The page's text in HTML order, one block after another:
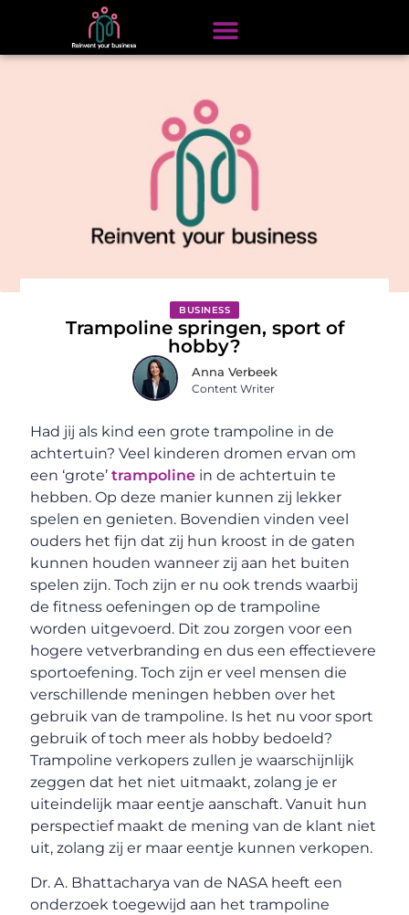
BUSINESS
Trampoline springen, sport of
hobby?
Anna Verbeek
Content Writer
Had jij als kind een grote trampoline in de
achtertuin? Veel kinderen dromen ervan om
een ‘grote’trampoline in de achtertuin te
hebben. Op deze manier kunnen zij lekker
spelen en genieten. Bovendien vinden veel
ouders het fijn dat zij hun kroost in de gaten
kunnen houden wanneer zij aan het buiten
spelen zijn. Toch zijn er nu ook trends waarbij
de fitness oefeningen op de trampoline
worden uitgevoerd. Dit zou zorgen voor een
hogere vetverbranding en dus een effectievere
sportoefening. Toch zijn er veel mensen die
verschillende meningen hebben over het
gebruik van de trampoline. Is het nu voor sport
gebruik of toch meer als hobby bedoeld?
Trampoline verkopers zullen je waarschijnlijk
zeggen dat het niet uitmaakt, zolang je er
uiteindelijk maar eentje aanschaft. Vanuit hun
perspectief maakt de mening van de klant niet
uit, zolang zij er maar eentje kunnen verkopen.
Dr. A. Bhattacharya van de NASA heeft een
onderzoek toegewijd aan het trampoline